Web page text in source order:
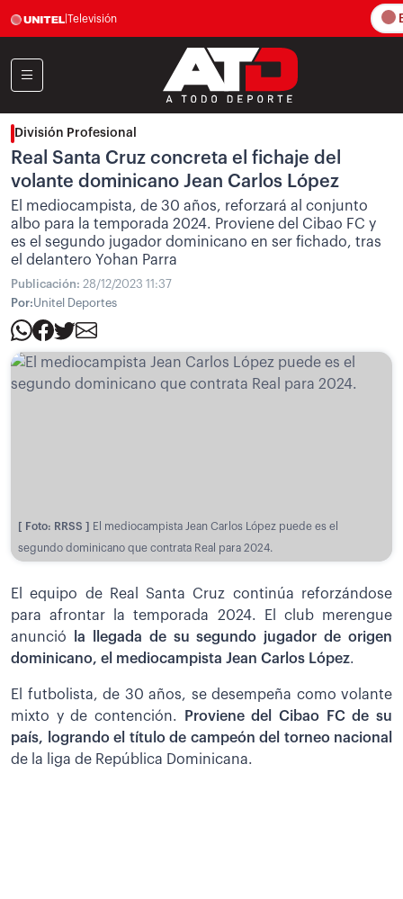
Televisión
División Profesional
Real Santa Cruz concreta el fichaje del
volante dominicano Jean Carlos López
El mediocampista, de 30 años, reforzará al conjunto
albo para la temporada 2024. Proviene del Cibao FC y
es el segundo jugador dominicano en ser fichado, tras
el delantero Yohan Parra
Publicación: 28/12/2023 11:37
Por:Unitel Deportes
[ Foto: RRSS ]
El mediocampista Jean Carlos López puede es el
segundo dominicano que contrata Real para 2024.
El equipo de Real Santa Cruz continúa reforzándose
para afrontar la temporada 2024. El club merengue
anunció
la llegada de su segundo jugador de origen
dominicano, el mediocampista Jean Carlos López.
El futbolista, de 30 años, se desempeña como volante
mixto y de contención.
Proviene del Cibao FC de su
país, logrando el título de campeón del torneo nacional
de la liga de República Dominicana.